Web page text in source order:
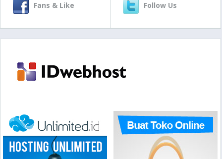
Fans & Like Follow Us